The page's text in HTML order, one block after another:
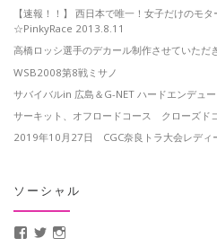
【速報！！】 西日本で唯一！女子だけのモ
☆PinkyRace 2013.8.11
高橋ロッシ選手のデカール制作させていただ
WSB2008第8戦ミサノ
サバイバルin 広島＆G-NET ハードエンデュー
サーキット、オフロードコース クローズド
2019年10月27日 CGC奈良トラ大会レディ
ソーシャル
MotoCrusader さんのプロフィ
@MotoCrusader さんのプ